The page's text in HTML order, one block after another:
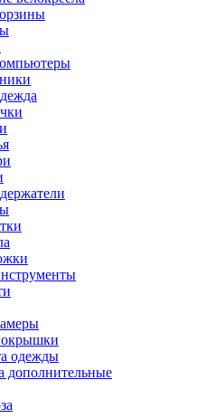
одежды
дополнительные